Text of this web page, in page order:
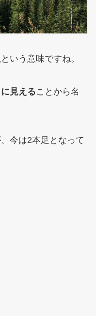
という意味ですね。
見えることから名
今は2本足となって